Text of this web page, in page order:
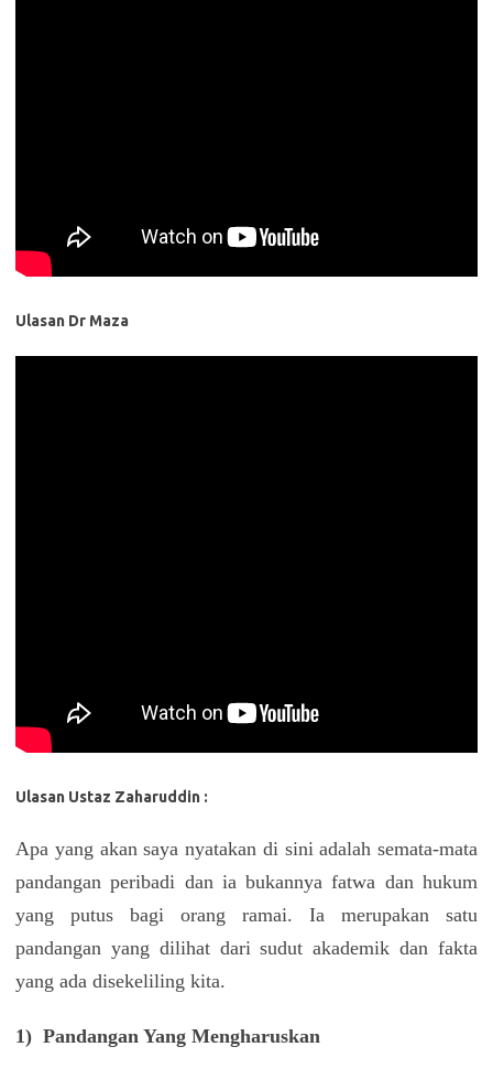
Ulasan Dr Maza
Ulasan Ustaz Zaharuddin :
Apa yang akan saya nyatakan di sini adalah semata-mata
pandangan peribadi dan ia bukannya fatwa dan hukum
yang putus bagi orang ramai. Ia merupakan satu
pandangan yang dilihat dari sudut akademik dan fakta
yang ada disekeliling kita.
1) Pandangan Yang Mengharuskan